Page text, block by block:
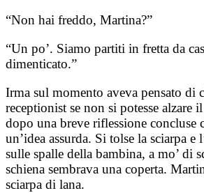
“Non hai freddo, Martina?”
“Un po’. Siamo partiti in fretta da
dimenticato.”
Irma sul momento aveva pensato di
receptionist se non si potesse alzare
dopo una breve riflessione concluse
un’idea assurda. Si tolse la sciarpa e
sulle spalle della bambina, a mo’ di
schiena sembrava una coperta.
sciarpa di lana.